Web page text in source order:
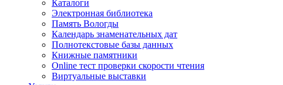
Каталоги
Электронная библиотека
Память Вологды
Календарь знаменательных дат
Полнотекстовые базы данных
Книжные памятники
Online тест проверки скорости чтения
Виртуальные выставки